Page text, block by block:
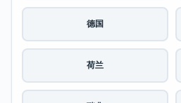
德国
荷兰